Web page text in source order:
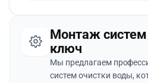
Монтаж систем
ключ
Мы предлагаем
систем очистки воды,